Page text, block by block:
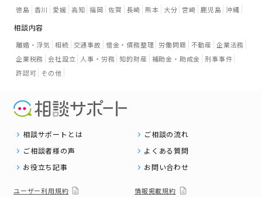
徳島 香川 愛媛 高知 福岡 佐賀 長崎 熊本 大分 宮崎 鹿児島 沖縄
相談内容
離婚・浮気 相続 交通事故 借金・債務整理 労働問題 不動産 企業法務
企業税務 会社設立 人事・労務 知的財産 補助金・助成金 刑事事件
許認可 その他
相談サポートとは
ご相談の流れ
ご相談者様の声
よくある質問
お役立ち記事
お問い合わせ
ユーザー利用規約 情報掲載規約